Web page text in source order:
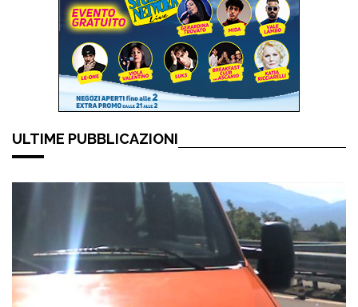
ULTIME PUBBLICAZIONI